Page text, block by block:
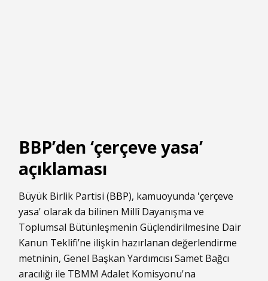
BBP’den ‘çerçeve yasa’
açıklaması
Büyük Birlik Partisi (BBP), kamuoyunda 'çerçeve
yasa' olarak da bilinen Millî Dayanışma ve
Toplumsal Bütünleşmenin Güçlendirilmesine Dair
Kanun Teklifi’ne ilişkin hazırlanan değerlendirme
metninin, Genel Başkan Yardımcısı Samet Bağcı
aracılığı ile TBMM Adalet Komisyonu'na